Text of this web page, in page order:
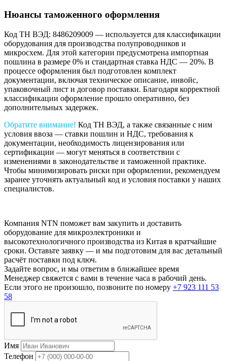
Нюансы таможенного оформления
Код ТН ВЭД: 8486209009 — используется для классификации
оборудования для производства полупроводников и
микросхем. Для этой категории предусмотрена импортная
пошлина в размере 0% и стандартная ставка НДС — 20%. В
процессе оформления был подготовлен комплект
документации, включая техническое описание, инвойс,
упаковочный лист и договор поставки. Благодаря корректной
классификации оформление прошло оперативно, без
дополнительных задержек.
Обратите внимание! Код ТН ВЭД, а также связанные с ним
условия ввоза — ставки пошлин и НДС, требования к
документации, необходимость лицензирования или
сертификации — могут меняться в соответствии с
изменениями в законодательстве и таможенной практике.
Чтобы минимизировать риски при оформлении, рекомендуем
заранее уточнять актуальный код и условия поставки у наших
специалистов.
Компания NTN поможет вам закупить и доставить
оборудование для микроэлектроники и
высокотехнологичного производства из Китая в кратчайшие
сроки. Оставьте заявку — и мы подготовим для вас детальный
расчёт поставки под ключ.
Задайте вопрос, и мы ответим в ближайшее время
Менеджер свяжется с вами в течение часа в рабочий день.
Если этого не произошло, позвоните по номеру +7 923 111 53
58
Имя
Телефон